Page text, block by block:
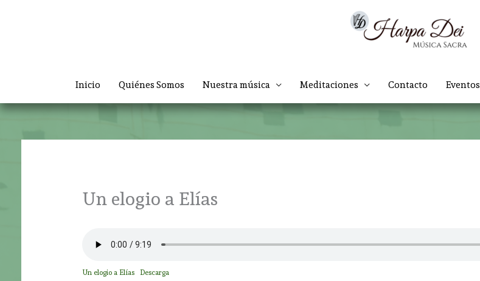
Inicio Quiénes Somos Nuestra música Meditaciones Contacto Eventos
Un elogio a Elías
Un elogio a Elías Descarga